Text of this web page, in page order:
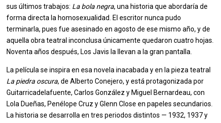
sus últimos trabajos: La bola negra, una historia que abordaría de
forma directa la homosexualidad. El escritor nunca pudo
terminarla, pues fue asesinado en agosto de ese mismo año, y de
aquella obra teatral inconclusa únicamente quedaron cuatro hojas.
Noventa años después, Los Javis la llevan a la gran pantalla.
La película se inspira en esa novela inacabada y en la pieza teatral
La piedra oscura, de Alberto Conejero, y está protagonizada por
Guitarricadelafuente, Carlos González y Miguel Bernardeau, con
Lola Dueñas, Penélope Cruz y Glenn Close en papeles secundarios.
La historia se desarrolla en tres periodos distintos — 1932, 1937 y